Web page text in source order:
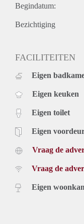
- Gunning
Begindatum:
Bezichtiging
FACILITEITEN
Eigen
Eigen keuken
Eigen toilet
Eigen
Vraag de
Vraag de
Eigen